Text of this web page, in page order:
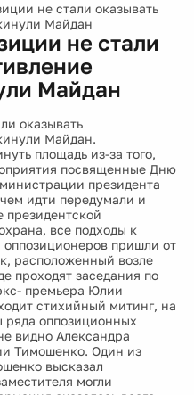
не стали оказывать
Майдан
не стали
Майдан
оказывать
Майдан.
площадь из-за того,
посвященные Дню
президента
идти передумали и
президентской
все подходы к
пришли от
расположенный возле
проходят заседания по
премьера Юлии
стихийный митинг, на
ряда оппозиционных
видно Александра
Тимошенко. Один из
высказал
могли